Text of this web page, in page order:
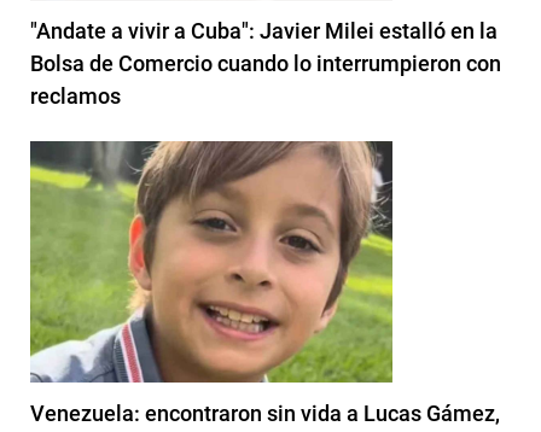
"Andate a vivir a Cuba": Javier Milei estalló en la
Bolsa de Comercio cuando lo interrumpieron con
reclamos
Venezuela: encontraron sin vida a Lucas Gámez,